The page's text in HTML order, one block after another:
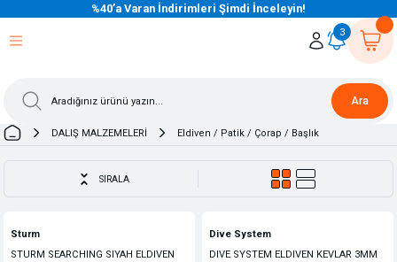
%40’a Varan İndirimleri Şimdi İnceleyin!
Ara
3
DALIŞ MALZEMELERİ Eldiven / Patik / Çorap / Başlık
SIRALA
Sturm
STURM SEARCHING SIYAH ELDIVEN
Dive System
DIVE SYSTEM ELDIVEN KEVLAR 3MM